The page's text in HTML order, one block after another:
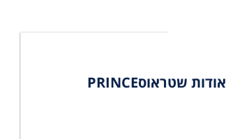
אודות שטראוסPRINCE